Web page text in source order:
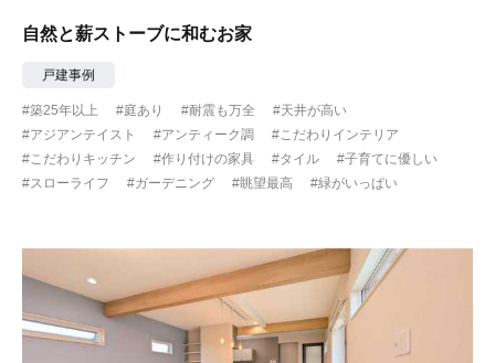
自然と薪ストーブに和むお家
戸建事例
#築25年以上 #庭あり #耐震も万全
#天井が高い
#アジアンテイスト
#アンティーク調
#こだわりインテリア
#こだわりキッチン
#作り付けの家具 #タイル
#子育てに優しい
#スローライフ
#ガーデニング #眺望最高 #緑がいっぱい